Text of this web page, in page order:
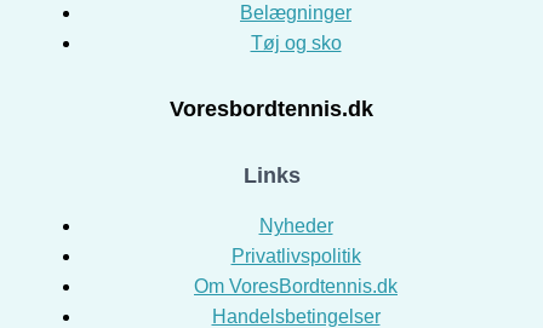
Belægninger
Tøj og sko
Voresbordtennis.dk
Links
Nyheder
Privatlivspolitik
Om VoresBordtennis.dk
Handelsbetingelser